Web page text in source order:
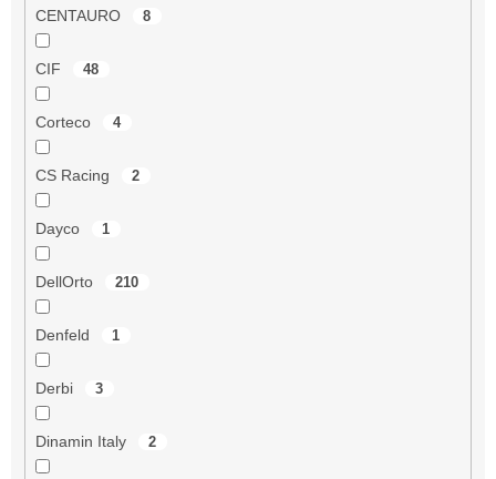
CENTAURO 8
CIF 48
Corteco 4
CS Racing 2
Dayco 1
DellOrto 210
Denfeld 1
Derbi 3
Dinamin Italy 2